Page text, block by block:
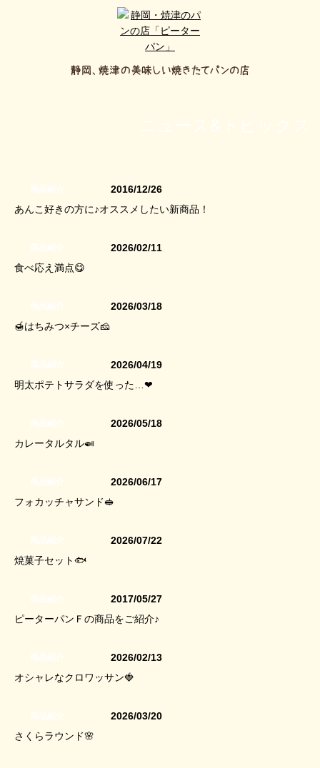
2016/12/26
あんこ好きの方に♪オススメしたい新商品！
2026/02/11
食べ応え満点😋
2026/03/18
🍯はちみつ×チーズ🧀
2026/04/19
明太ポテトサラダを使った…❤
2026/05/18
カレータルタル🍛
2026/06/17
フォカッチャサンド🥪
2026/07/22
焼菓子セット🐟
2017/05/27
ピーターパンＦの商品をご紹介♪
2026/02/13
オシャレなクロワッサン🍓
2026/03/20
さくらラウンド🌸